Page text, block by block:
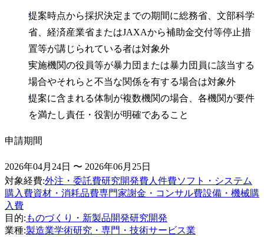
提案時点から採択決定までの期間に総務省、文部科学
省、経済産業省またはJAXAから補助金交付等停止措
置等が講じられている者は対象外
実施機関の役員等が暴力団または暴力団員に該当する
場合やそれらと不当な関係を有する場合は対象外
提案に含まれる体制が複数機関の場合、各機関が要件
を満たし責任・役割が明確であること
申請期間
2026年04月24日 〜 2026年06月25日
対象経費:外注・委託費研究開発費人件費ソフト・システム
購入費資材・消耗品費専門家謝金・コンサル費設備・機械購
入費
目的: ものづくり・新製品開発研究開発
業種:製造業学術研究・専門・技術サービス業